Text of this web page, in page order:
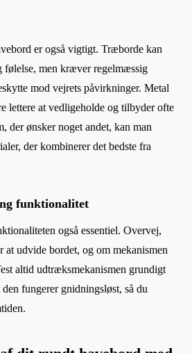
er også vigtigt. Træborde kan
følelse, men kræver regelmæssig
mod vejrets påvirkninger. Metal
lettere at vedligeholde og tilbyder ofte
der ønsker noget andet, kan man
der kombinerer det bedste fra
funktionalitet
også essentiel. Overvej,
udvide bordet, og om mekanismen
altid udtræksmekanismen grundigt
fungerer gnidningsløst, så du